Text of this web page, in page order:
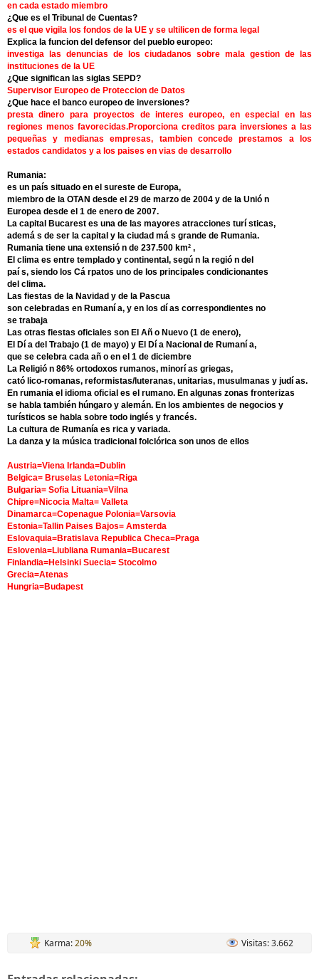
en cada estado miembro
¿Que es el Tribunal de Cuentas?
es el que vigila los fondos de la UE y se ultilicen de forma legal
Explica la funcion del defensor del pueblo europeo:
investiga las denuncias de los ciudadanos sobre mala gestion de las
instituciones de la UE
¿Que significan las siglas SEPD?
Supervisor Europeo de Proteccion de Datos
¿Que hace el banco europeo de inversiones?
presta dinero para proyectos de interes europeo, en especial en las
regiones menos favorecidas.Proporciona creditos para inversiones a las
pequeñas y medianas empresas, tambien concede prestamos a los
estados candidatos y a los paises en vias de desarrollo
Rumania:
es un país situado en el sureste de Europa,
miembro de la OTAN desde el 29 de marzo de 2004 y de la Unió n
Europea desde el 1 de enero de 2007.
La capital Bucarest es una de las mayores atracciones turí sticas,
ademá s de ser la capital y la ciudad má s grande de Rumania.
Rumania tiene una extensió n de 237.500 km² ,
El clima es entre templado y continental, segú n la regió n del
paí s, siendo los Cá rpatos uno de los principales condicionantes
del clima.
Las fiestas de la Navidad y de la Pascua
son celebradas en Rumaní a, y en los dí as correspondientes no
se trabaja
Las otras fiestas oficiales son El Añ o Nuevo (1 de enero),
El Dí a del Trabajo (1 de mayo) y El Dí a Nacional de Rumaní a,
que se celebra cada añ o en el 1 de diciembre
La Religió n 86% ortodoxos rumanos, minorí as griegas,
cató lico-romanas, reformistas/luteranas, unitarias, musulmanas y judí as.
En rumania el idioma oficial es el rumano. En algunas zonas fronterizas
se habla también húngaro y alemán. En los ambientes de negocios y
turísticos se habla sobre todo inglés y francés.
La cultura de Rumanía es rica y variada.
La danza y la música tradicional folclórica son unos de ellos
Austria=Viena Irlanda=Dublin
Belgica= Bruselas Letonia=Riga
Bulgaria= Sofia Lituania=Vilna
Chipre=Nicocia Malta= Valleta
Dinamarca=Copenague Polonia=Varsovia
Estonia=Tallin Paises Bajos= Amsterda
Eslovaquia=Bratislava Republica Checa=Praga
Eslovenia=Liubliana Rumania=Bucarest
Finlandia=Helsinki Suecia= Stocolmo
Grecia=Atenas
Hungria=Budapest
Karma:20% Visitas: 3.662